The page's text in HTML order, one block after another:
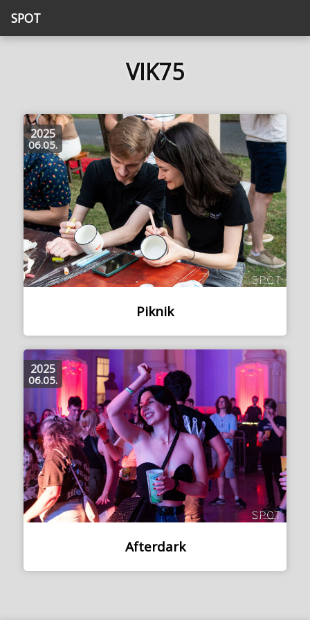
SPOT
VIK75
Piknik
2025
06.05.
Afterdark
2025
06.05.